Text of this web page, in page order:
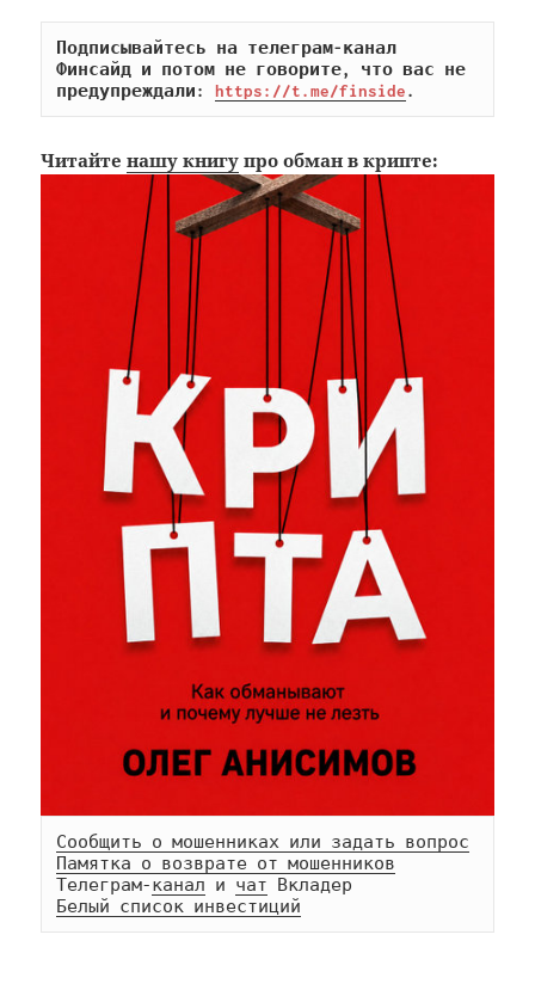
Подписывайтесь на телеграм-канал
Финсайд и потом не говорите, что вас не
предупреждали: https://t.me/finside.
Читайтенашу книгу про обман в крипте:
Сообщить о мошенниках или задать вопрос
Памятка о возврате от мошенников
Телеграм-канал и чат
Белый список инвестиций